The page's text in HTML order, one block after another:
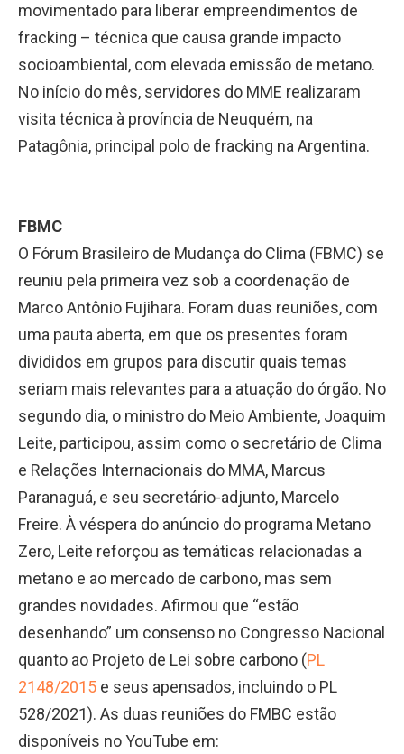
movimentado para liberar empreendimentos de
fracking – técnica que causa grande impacto
socioambiental, com elevada emissão de metano.
No início do mês, servidores do MME realizaram
visita técnica à província de Neuquém, na
Patagônia, principal polo de fracking na Argentina.
FBMC
O Fórum Brasileiro de Mudança do Clima (FBMC) se
reuniu pela primeira vez sob a coordenação de
Marco Antônio Fujihara. Foram duas reuniões, com
uma pauta aberta, em que os presentes foram
divididos em grupos para discutir quais temas
seriam mais relevantes para a atuação do órgão. No
segundo dia, o ministro do Meio Ambiente, Joaquim
Leite, participou, assim como o secretário de Clima
e Relações Internacionais do MMA, Marcus
Paranaguá, e seu secretário-adjunto, Marcelo
Freire. À véspera do anúncio do programa Metano
Zero, Leite reforçou as temáticas relacionadas a
metano e ao mercado de carbono, mas sem
grandes novidades. Afirmou que “estão
desenhando” um consenso no Congresso Nacional
quanto ao Projeto de Lei sobre carbono (PL
2148/2015 e seus apensados, incluindo o PL
528/2021). As duas reuniões do FMBC estão
disponíveis no YouTube em: